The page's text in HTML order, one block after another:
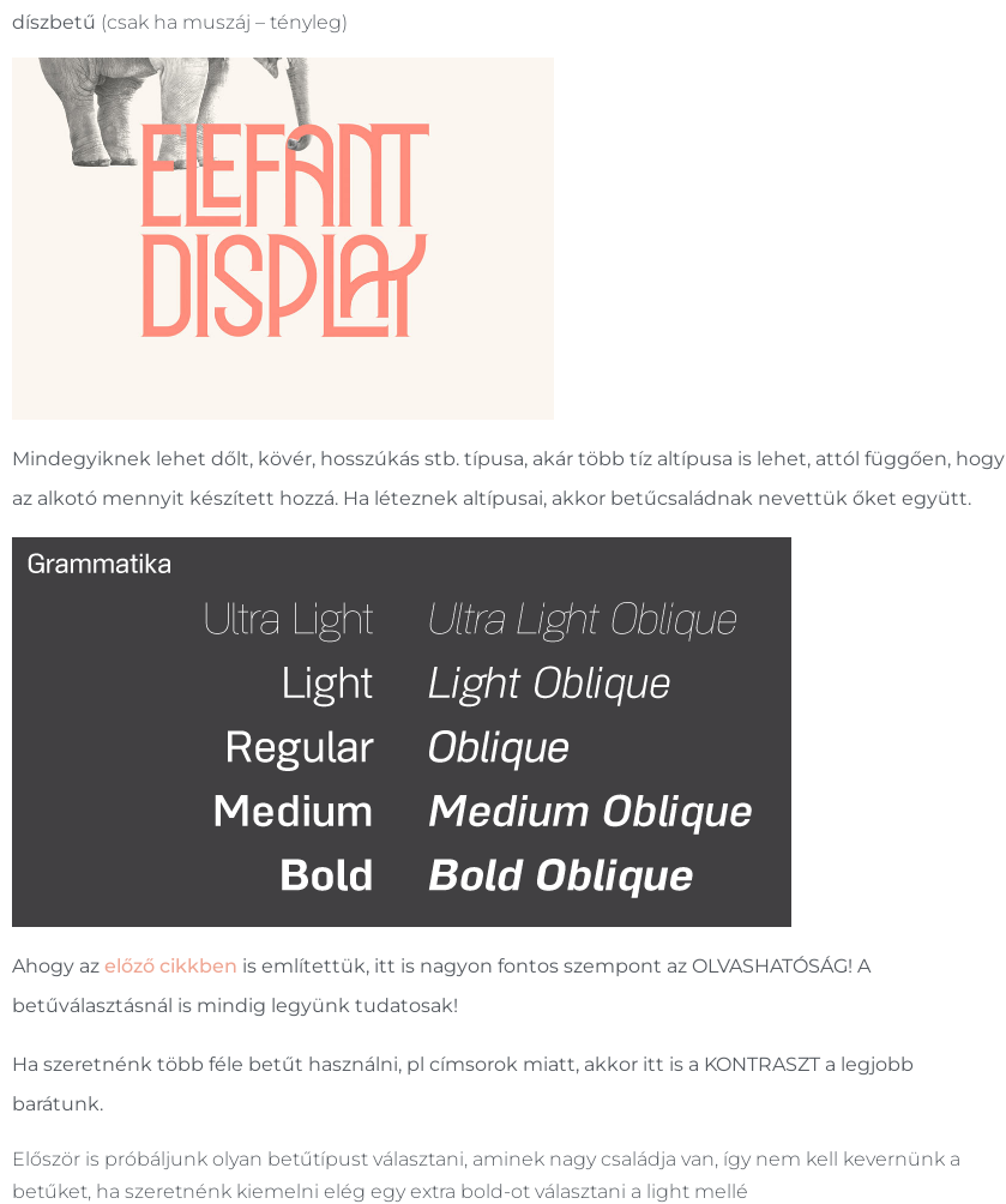
díszbetű (csak ha muszáj – tényleg)
Mindegyiknek lehet dőlt, kövér, hosszúkás stb. típusa, akár több tíz altípusa is lehet, attól függően, hogy
az alkotó mennyit készített hozzá. Ha léteznek altípusai, akkor betűcsaládnak nevettük őket együtt.
Ahogy az előző cikkben is említettük, itt is nagyon fontos szempont az OLVASHATÓSÁG! A
betűválasztásnál is mindig legyünk tudatosak!
Ha szeretnénk több féle betűt használni, pl címsorok miatt, akkor itt is a KONTRASZT a legjobb
barátunk.
Először is próbáljunk olyan betűtípust választani, aminek nagy családja van, így nem kell kevernünk a
betűket, ha szeretnénk kiemelni elég egy extra bold-ot választani a light mellé